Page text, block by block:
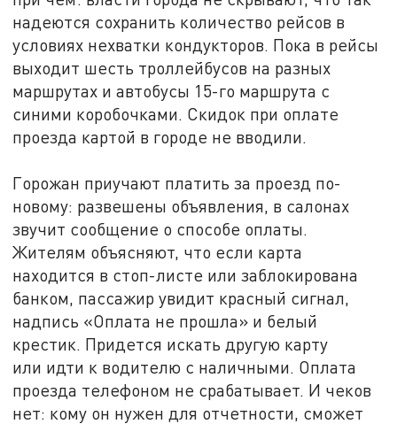
надеются сохранить количество рейсов в
условиях нехватки кондукторов. Пока в рейсы
выходит шесть троллейбусов на разных
маршрутах и автобусы 15-го маршрута с
синими коробочками. Скидок при оплате
проезда картой в городе не вводили.
Горожан приучают платить за проезд по-
новому: развешены объявления, в салонах
звучит сообщение о способе оплаты.
Жителям объясняют, что если карта
находится в стоп-листе или заблокирована
банком, пассажир увидит красный сигнал,
надпись «Оплата не прошла» и белый
крестик. Придется искать другую карту
или идти к водителю с наличными. Оплата
проезда телефоном не срабатывает. И чеков
нет: кому он нужен для отчетности, сможет